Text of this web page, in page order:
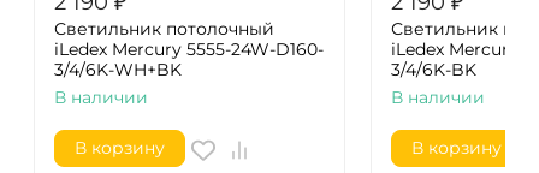
Светильник потолочный
iLedex Mercury 5555-24W-D160-
3/4/6K-WH+BK
В наличии
В корзину
Светильник
iLedex Mercury
3/4/6K-BK
В наличии
В корзину